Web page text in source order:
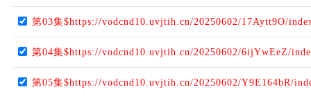
第03集$https://vodcnd10.uvjtih.cn/20250602/17Aytt9O/
第04集$https://vodcnd10.uvjtih.cn/20250602/6ijYwEeZ/
第05集$https://vodcnd10.uvjtih.cn/20250602/Y9E164bR/